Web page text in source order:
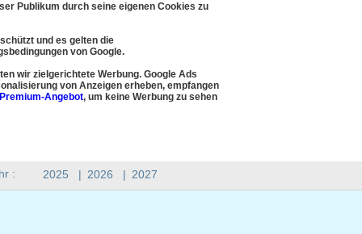
: 2025 | 2026 | 2027
Publikum durch seine eigenen Cookies zu
und es gelten die
von Google.
wir zielgerichtete Werbung. Google Ads
von Anzeigen erheben, empfangen
Premium-Angebot, um keine Werbung zu sehen